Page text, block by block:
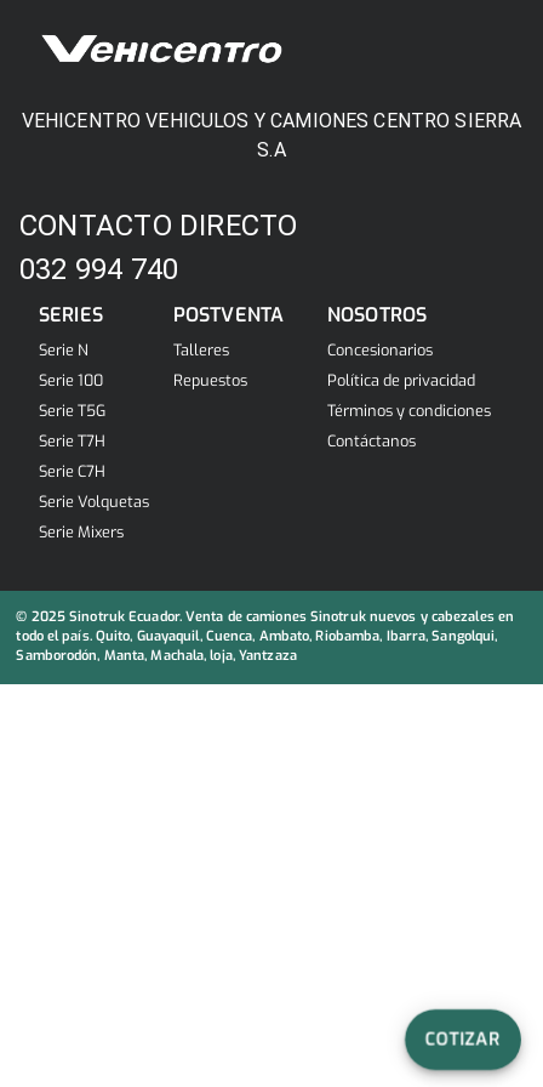
VEHICENTRO VEHICULOS Y CAMIONES CENTRO SIERRA
S.A
CONTACTO DIRECTO
032 994 740
SERIES
Serie N
Serie 100
Serie T5G
Serie T7H
Serie C7H
Serie Volquetas
Serie Mixers
POSTVENTA
Talleres
Repuestos
NOSOTROS
Concesionarios
Política de privacidad
Términos y condiciones
Contáctanos
© 2025 Sinotruk Ecuador. Venta de camiones Sinotruk nuevos y cabezales en
todo el país. Quito, Guayaquil, Cuenca, Ambato, Riobamba, Ibarra, Sangolqui,
Samborodón, Manta, Machala, loja, Yantzaza
COTIZAR